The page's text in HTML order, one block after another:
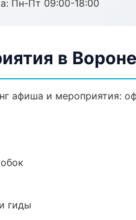
Пн-Пт 09:00-18:00
в
афиша и мероприятия:
гиды